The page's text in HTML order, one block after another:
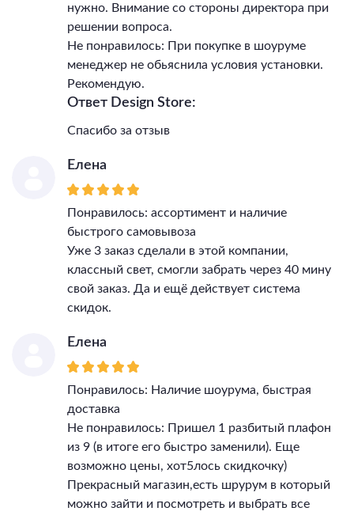
нужно. Внимание со стороны директора при
решении вопроса.
Не понравилось: При покупке в шоуруме
менеджер не обьяснила условия установки.
Рекомендую.
Ответ Design Store:
Спасибо за отзыв
Елена
Понравилось: ассортимент и наличие
быстрого самовывоза
Уже 3 заказ сделали в этой компании,
классный свет, смогли забрать через 40 мину
свой заказ. Да и ещё действует система
скидок.
Елена
Понравилось: Наличие шоурума, быстрая
доставка
Не понравилось: Пришел 1 разбитый плафон
из 9 (в итоге его быстро заменили). Еще
возможно цены, хот5лось скидкочку)
Прекрасный магазин,есть шрурум в который
можно зайти и посмотреть и выбрать все